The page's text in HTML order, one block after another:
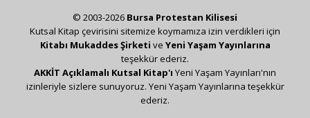
© 2003-2026 Bursa Protestan Kilisesi
Kutsal Kitap çevirisini sitemize koymamıza izin verdikleri için
Kitabı Mukaddes Şirketi ve Yeni Yaşam Yayınlarına
teşekkür ederiz.
AKKİT Açıklamalı Kutsal Kitap'ı Yeni Yaşam Yayınları'nın
izinleriyle sizlere sunuyoruz. Yeni Yaşam Yayınlarına teşekkür
ederiz.